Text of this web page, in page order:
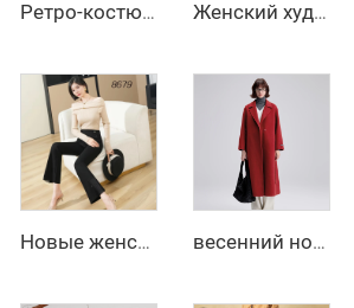
Ретро-костюм из шерсти с дышащим воротником из кроличьего меха и декоративными пуговицами, двухкомпонентный костюм с подкладкой из полиэфирного волокна Женский худи длинный пуховик с наполнителем из белого утиного пуха 90%
Новые женские формальные офисные брюки, женские рабочие повседневные брюки-леггинсы с карманами, расширенные к низу весенний новинка 2025, элегантное длинное кашемировое пальто с поясом, свободного кроя, с отложным воротником, пальто из корейской шерсти с эффектом водяной ряби, женское